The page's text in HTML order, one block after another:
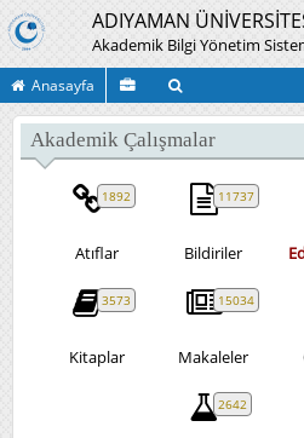
ADIYAMAN
Akademik Bilgi Yönetim
Anasayfa
Akademik Çalışmalar
Atıflar
1892
Bildiriler
11737
Kitaplar
3573
Makaleler
15034
2642